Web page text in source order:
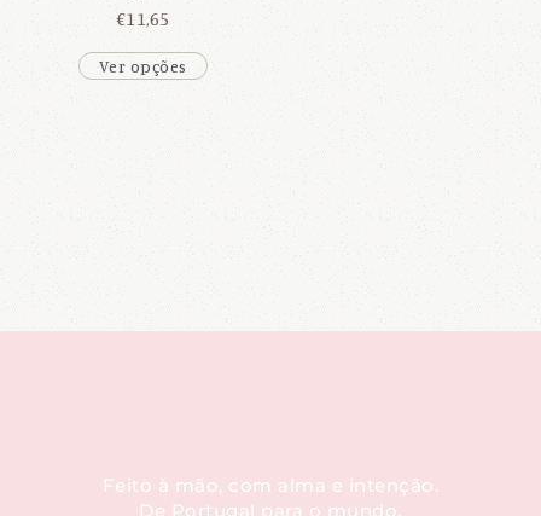
€11,65
Ver opções
Feito à mão, com alma e intenção.
De Portugal para o mundo.